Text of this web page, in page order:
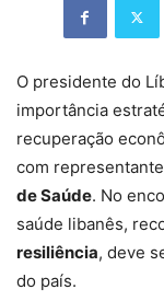
O presidente do
importância
recuperação
com
de Saúde. No
saúde libanês,
resiliência, deve
do país.